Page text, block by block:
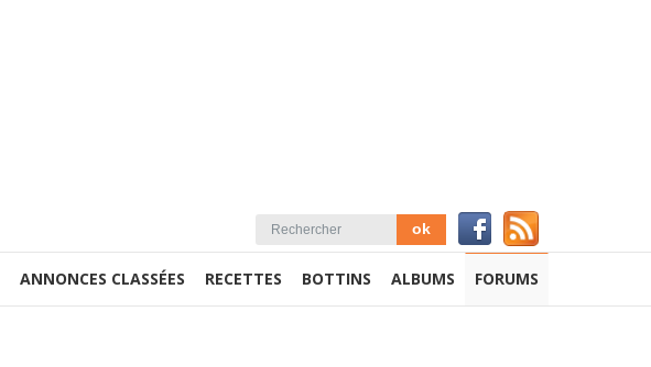
ANNONCES CLASSÉES RECETTES BOTTINS ALBUMS FORUMS